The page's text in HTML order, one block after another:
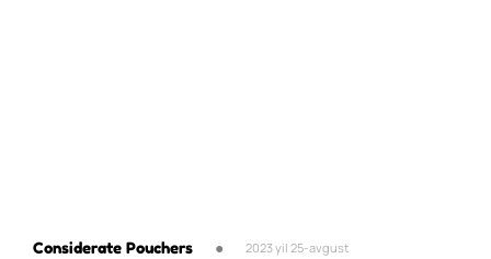
Considerate Pouchers ● 2023 yil 25-avgust